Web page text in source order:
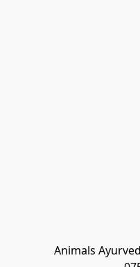
Animals